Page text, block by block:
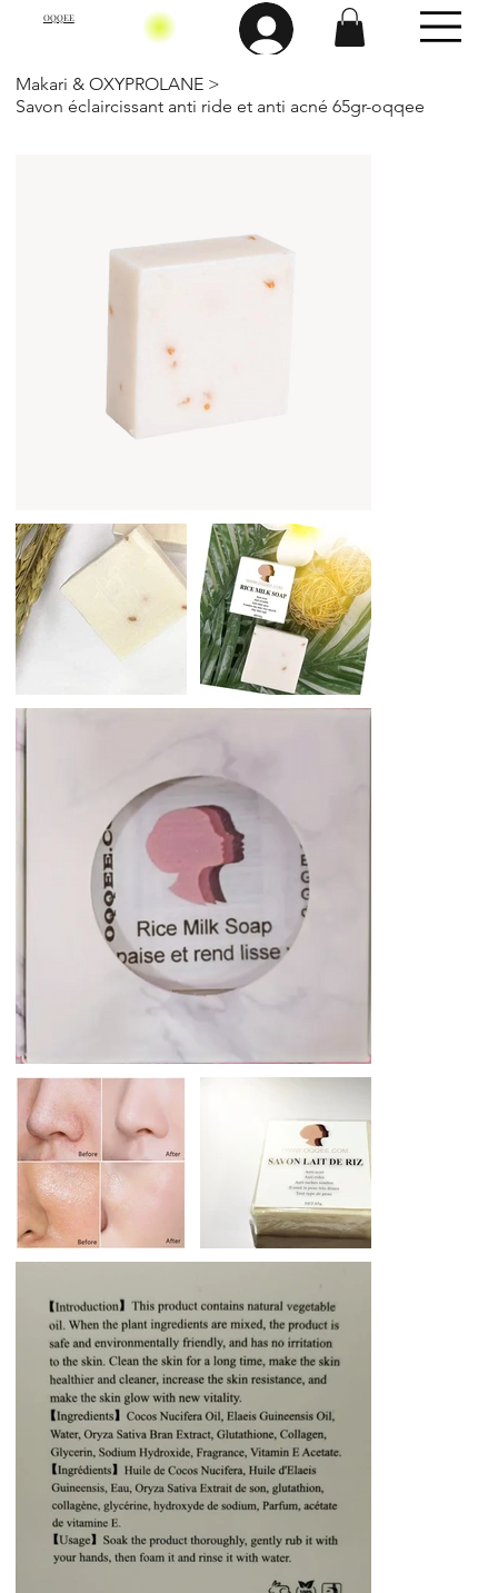
OQQEE
Makari & OXYPROLANE >
Savon éclaircissant anti ride et anti acné 65gr-oqqee